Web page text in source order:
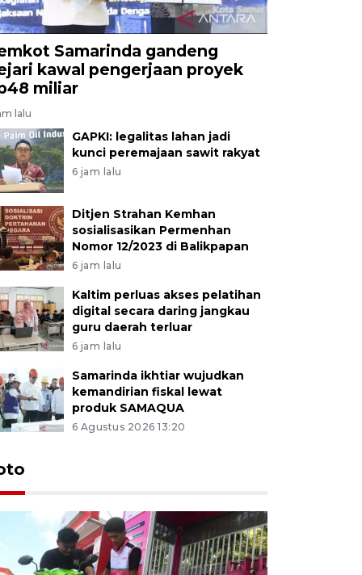
Samarinda gandeng
kawal pengerjaan proyek
miliar
lalu
GAPKI: legalitas lahan jadi
kunci peremajaan sawit rakyat
6 jam lalu
Ditjen Strahan Kemhan
sosialisasikan Permenhan
Nomor 12/2023 di Balikpapan
6 jam lalu
Kaltim perluas akses pelatihan
digital secara daring jangkau
guru daerah terluar
6 jam lalu
Samarinda ikhtiar wujudkan
kemandirian fiskal lewat
produk SAMAQUA
6 Agustus 2026 13:20